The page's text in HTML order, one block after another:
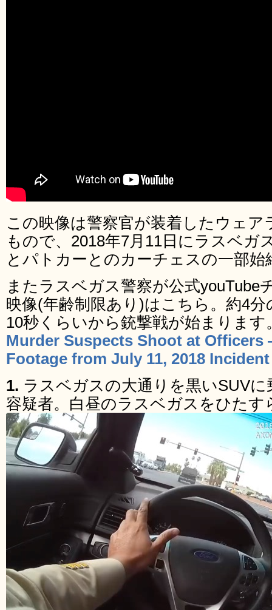
この映像は警察官が装着したウェ
もので、2018年7月11日にラスベガ
とパトカーとのカーチェスの一部
またラスベガス警察が公式youTube
映像(年齢制限あり)はこちら。約4
10秒くらいから銃撃戦が始まります
Murder Suspects Shoot at
Footage from July 11, 2018
1. ラスベガスの大通りを黒いSUV
容疑者。白昼のラスベガスをひた